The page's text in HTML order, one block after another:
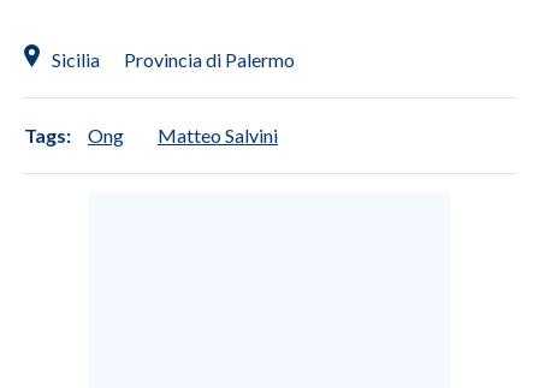
Sicilia Provincia di Palermo
Tags: Ong Matteo Salvini